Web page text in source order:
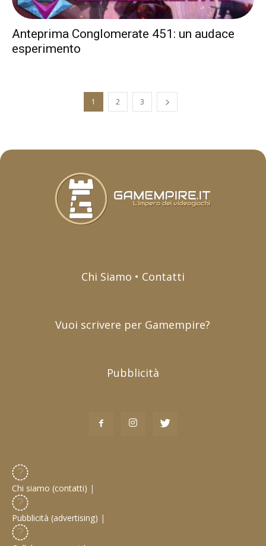
Anteprima Conglomerate 451: un audace
esperimento
1 2 3
Chi Siamo • Contatti
Vuoi scrivere per Gamempire?
Pubblicità
Chi siamo (contatti) |
Pubblicità (advertising) |